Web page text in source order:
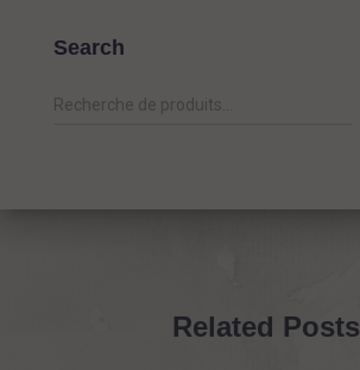
Search
RRecherche de produits…
Related Posts